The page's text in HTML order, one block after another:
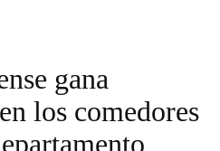
gana
los comedores